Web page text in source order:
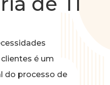
é um
do processo de